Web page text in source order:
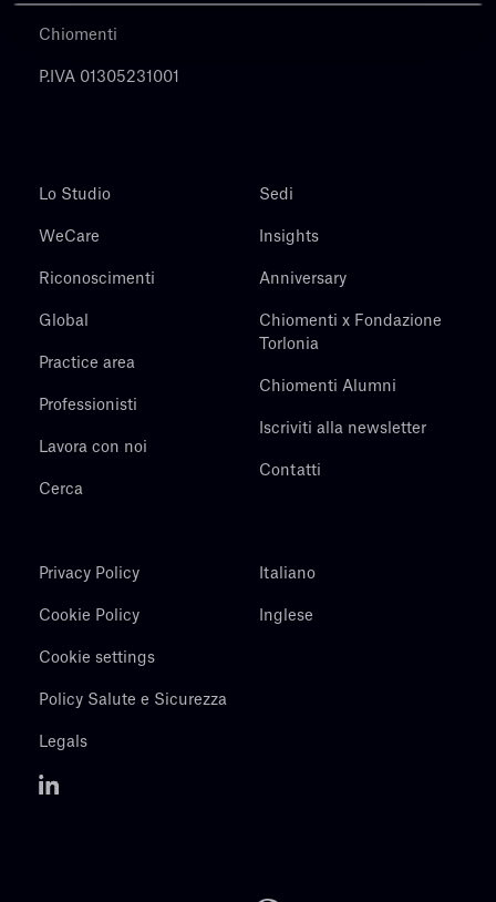
Chiomenti
P.IVA 01305231001
Lo Studio
WeCare
Riconoscimenti
Global
Practice area
Professionisti
Lavora con noi
Cerca
Sedi
Insights
Anniversary
Chiomenti x Fondazione
Torlonia
Chiomenti Alumni
Iscriviti alla newsletter
Contatti
Privacy Policy
Cookie Policy
Cookie settings
Policy Salute e Sicurezza
Legals
Italiano
Inglese